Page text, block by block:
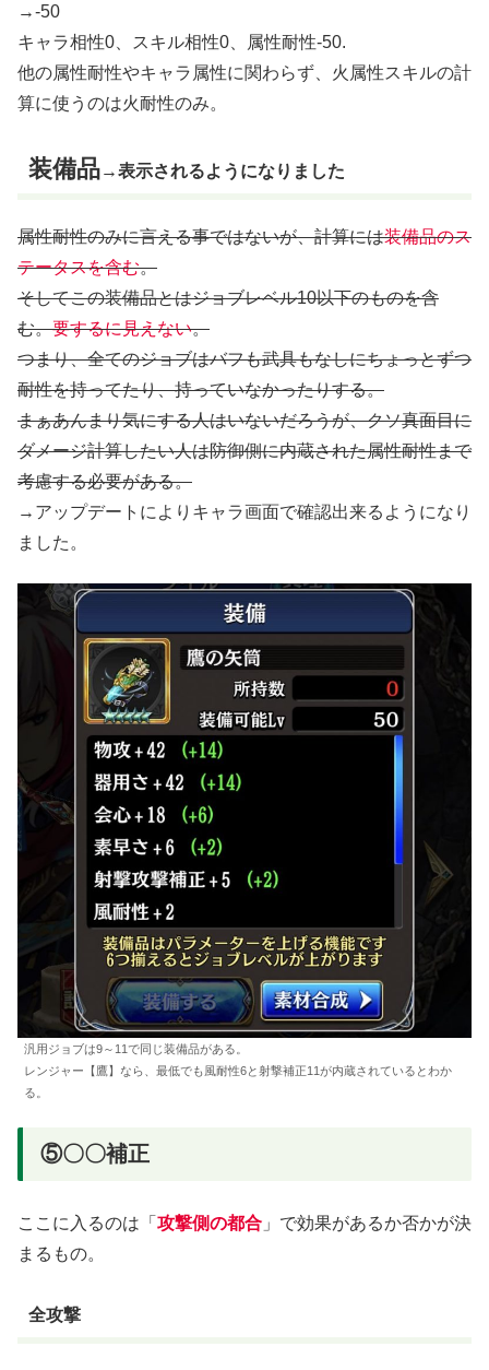
→-50
キャラ相性0、スキル相性0、属性耐性-50.
他の属性耐性やキャラ属性に関わらず、火属性スキルの計
算に使うのは火耐性のみ。
装備品→表示されるようになりました
属性耐性のみに言える事ではないが、計算には装備品のス
テータスを含む。
そしてこの装備品とはジョブレベル10以下のものを含
む。要するに見えない。
つまり、全てのジョブはバフも武具もなしにちょっとずつ
耐性を持ってたり、持っていなかったりする。
まぁあんまり気にする人はいないだろうが、クソ真面目に
ダメージ計算したい人は防御側に内蔵された属性耐性まで
考慮する必要がある。
→アップデートによりキャラ画面で確認出来るようになり
ました。
汎用ジョブは9～11で同じ装備品がある。
レンジャー【鷹】なら、最低でも風耐性6と射撃補正11が内蔵されているとわか
る。
⑤〇〇補正
ここに入るのは「 攻撃側の都合 」で効果があるか否かが決
まるもの。
全攻撃